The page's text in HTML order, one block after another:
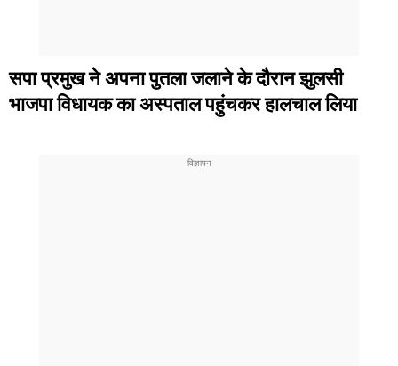
सपा प्रमुख ने अपना पुतला जलाने के दौरान झुलसी
भाजपा विधायक का अस्पताल पहुंचकर हालचाल लिया